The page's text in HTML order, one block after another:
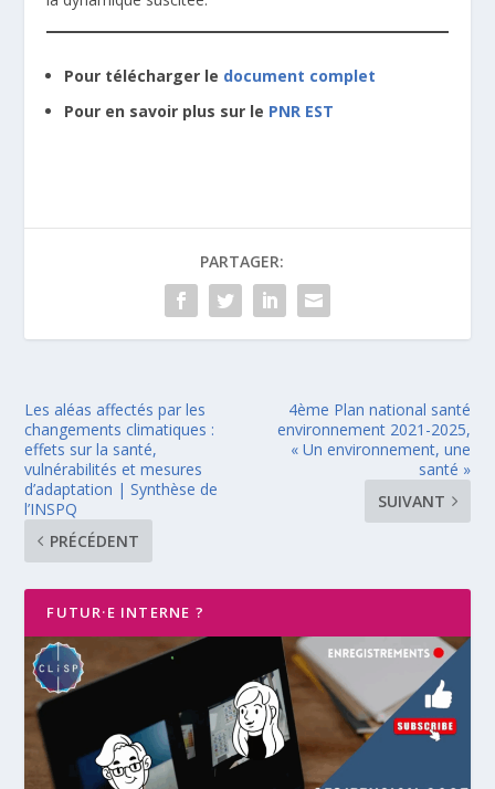
Pour télécharger le document complet
Pour en savoir plus sur le PNR EST
PARTAGER:
Les aléas affectés par les
changements climatiques :
effets sur la santé,
vulnérabilités et mesures
d’adaptation | Synthèse de
l’INSPQ
PRÉCÉDENT
4ème Plan national santé
environnement 2021-2025,
« Un environnement, une
santé »
SUIVANT
FUTUR·E INTERNE ?